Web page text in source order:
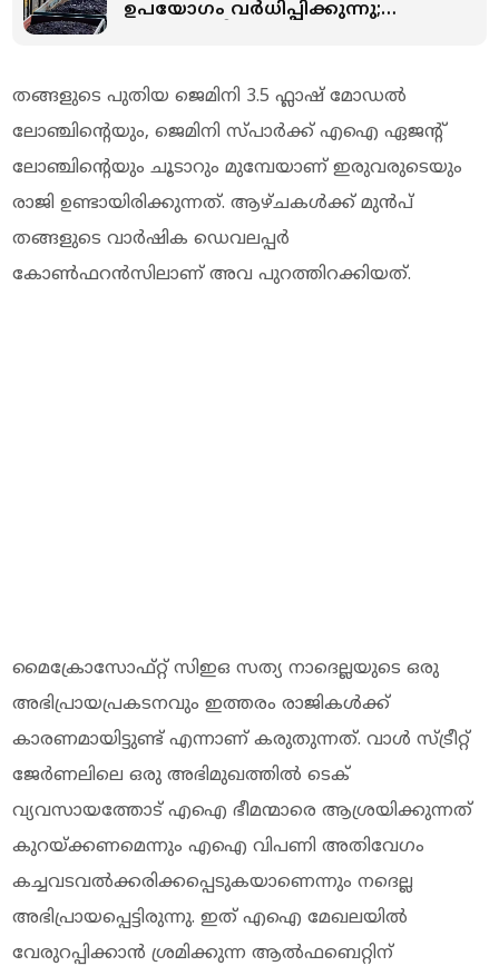
ഉപയോഗം വര്‍ധിപ്പിക്കുന്നു;
തങ്ങളുടെ പുതിയ ജെമിനി 3.5 ഫ്ലാഷ് മോഡൽ
ലോഞ്ചിന്റെയും, ജെമിനി സ്പാർക്ക് എഐ ഏജന്റ്
ലോഞ്ചിന്റെയും ചൂടാറും മുമ്പേയാണ് ഇരുവരുടെയും
രാജി ഉണ്ടായിരിക്കുന്നത്. ആഴ്ചകൾക്ക് മുൻപ്
തങ്ങളുടെ വാർഷിക ഡെവലപ്പർ
കോൺഫറൻസിലാണ് അവ പുറത്തിറക്കിയത്.
മൈക്രോസോഫ്റ്റ് സിഇഒ സത്യ നാദെല്ലയുടെ ഒരു
അഭിപ്രായപ്രകടനവും ഇത്തരം രാജികൾക്ക്
കാരണമായിട്ടുണ്ട് എന്നാണ് കരുതുന്നത്. വാൾ സ്ട്രീറ്റ്
ജേർണലിലെ ഒരു അഭിമുഖത്തിൽ ടെക്
വ്യവസായത്തോട് എഐ ഭീമന്മാരെ ആശ്രയിക്കുന്നത്
കുറയ്‌ക്കണമെന്നും എഐ വിപണി അതിവേഗം
കച്ചവടവൽക്കരിക്കപ്പെടുകയാണെന്നും നദെല്ല
അഭിപ്രായപ്പെട്ടിരുന്നു. ഇത് എഐ മേഖലയിൽ
വേരുറപ്പിക്കാൻ ശ്രമിക്കുന്ന ആൽഫബെറ്റിന്